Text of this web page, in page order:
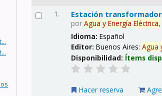
1. Estación
porAgua y Energía Eléctrica,
Idioma:Español
Editor:Buenos Aires:Agua
Disponibilidad: Ítems
Hacer reserva